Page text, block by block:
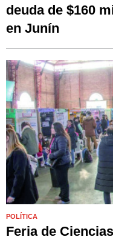
deuda de $160
en Junín
POLÍTICA
Feria de